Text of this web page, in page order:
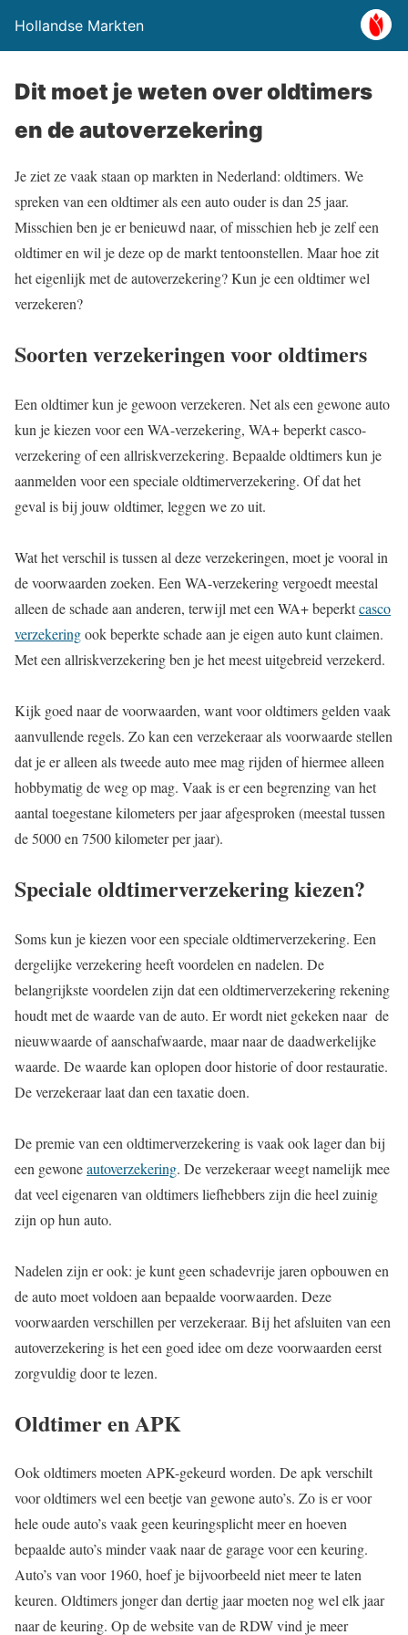
Hollandse Markten
Dit moet je weten over oldtimers
en de autoverzekering
Je ziet ze vaak staan op markten in Nederland: oldtimers. We
spreken van een oldtimer als een auto ouder is dan 25 jaar.
Misschien ben je er benieuwd naar, of misschien heb je zelf een
oldtimer en wil je deze op de markt tentoonstellen. Maar hoe zit
het eigenlijk met de autoverzekering? Kun je een oldtimer wel
verzekeren?
Soorten verzekeringen voor oldtimers
Een oldtimer kun je gewoon verzekeren. Net als een gewone auto
kun je kiezen voor een WA-verzekering, WA+ beperkt casco-
verzekering of een allriskverzekering. Bepaalde oldtimers kun je
aanmelden voor een speciale oldtimerverzekering. Of dat het
geval is bij jouw oldtimer, leggen we zo uit.
Wat het verschil is tussen al deze verzekeringen, moet je vooral in
de voorwaarden zoeken. Een WA-verzekering vergoedt meestal
alleen de schade aan anderen, terwijl met een WA+ beperktcasco
verzekeringook beperkte schade aan je eigen auto kunt claimen.
Met een allriskverzekering ben je het meest uitgebreid verzekerd.
Kijk goed naar de voorwaarden, want voor oldtimers gelden vaak
aanvullende regels. Zo kan een verzekeraar als voorwaarde stellen
dat je er alleen als tweede auto mee mag rijden of hiermee alleen
hobbymatig de weg op mag. Vaak is er een begrenzing van het
aantal toegestane kilometers per jaar afgesproken (meestal tussen
de 5000 en 7500 kilometer per jaar).
Speciale oldtimerverzekering kiezen?
Soms kun je kiezen voor een speciale oldtimerverzekering. Een
dergelijke verzekering heeft voordelen en nadelen. De
belangrijkste voordelen zijn dat een oldtimerverzekering rekening
houdt met de waarde van de auto. Er wordt niet gekeken naar de
nieuwwaarde of aanschafwaarde, maar naar de daadwerkelijke
waarde. De waarde kan oplopen door historie of door restauratie.
De verzekeraar laat dan een taxatie doen.
De premie van een oldtimerverzekering is vaak ook lager dan bij
een gewoneautoverzekering. De verzekeraar weegt namelijk mee
dat veel eigenaren van oldtimers liefhebbers zijn die heel zuinig
zijn op hun auto.
Nadelen zijn er ook: je kunt geen schadevrije jaren opbouwen en
de auto moet voldoen aan bepaalde voorwaarden. Deze
voorwaarden verschillen per verzekeraar. Bij het afsluiten van een
autoverzekering is het een goed idee om deze voorwaarden eerst
zorgvuldig door te lezen.
Oldtimer en APK
Ook oldtimers moeten APK-gekeurd worden. De apk verschilt
voor oldtimers wel een beetje van gewone auto’s. Zo is er voor
hele oude auto’s vaak geen keuringsplicht meer en hoeven
bepaalde auto’s minder vaak naar de garage voor een keuring.
Auto’s van voor 1960, hoef je bijvoorbeeld niet meer te laten
keuren. Oldtimers jonger dan dertig jaar moeten nog wel elk jaar
naar de keuring. Op de website van de RDW vind je meer